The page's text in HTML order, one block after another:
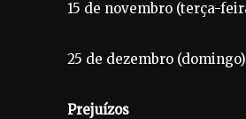
15 de novembro (terça-
25 de dezembro
Prejuízos